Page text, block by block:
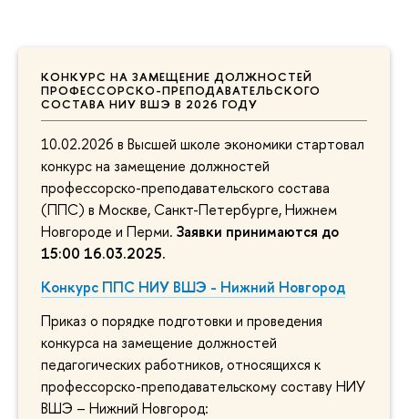
КОНКУРС НА ЗАМЕЩЕНИЕ ДОЛЖНОСТЕЙ
ПРОФЕССОРСКО-ПРЕПОДАВАТЕЛЬСКОГО
СОСТАВА НИУ ВШЭ В 2026 ГОДУ
10.02.2026 в Высшей школе экономики стартовал
конкурс на замещение должностей
профессорско-преподавательского состава
(ППС) в Москве, Санкт-Петербурге, Нижнем
Новгороде и Перми. Заявки принимаются до
15:00 16.03.2025.
Конкурс ППС НИУ ВШЭ - Нижний Новгород
Приказ о порядке подготовки и проведения
конкурса на замещение должностей
педагогических работников, относящихся к
профессорско-преподавательскому составу НИУ
ВШЭ – Нижний Новгород: